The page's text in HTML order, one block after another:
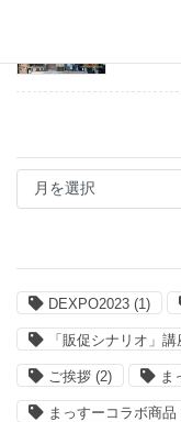
過
記
DEXPO2023 (1)
「販促シナリオ」講
ご挨拶 (2) ま
まっすーコラボ商品